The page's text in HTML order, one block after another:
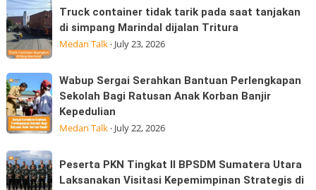
Datuk
Kabu,
Pasar
Tidak
Boleh
Hangus:
Sudah
Membayar
MK
Truck
container
tidak
tarik
pada
saat
tanjakan
di
Marindal
dijalan
Truck container tidak tarik pada saat tanjakan
di simpang Marindal dijalan Tritura
Medan Talk· July 23, 2026
Wabup
Sergai
Serahkan
Bantuan
Perlengkapan
Sekolah
Bagi
Wabup Sergai Serahkan Bantuan Perlengkapan
Sekolah Bagi Ratusan Anak Korban Banjir
Kepedulian
Medan Talk· July 22, 2026
Peserta
PKN
Peserta PKN Tingkat II BPSDM Sumatera Utara
Laksanakan Visitasi Kepemimpinan Strategis di